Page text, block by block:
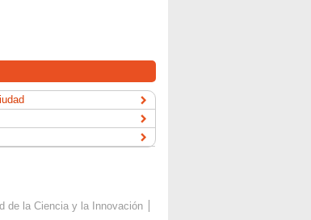
de la Ciencia y la Innovación